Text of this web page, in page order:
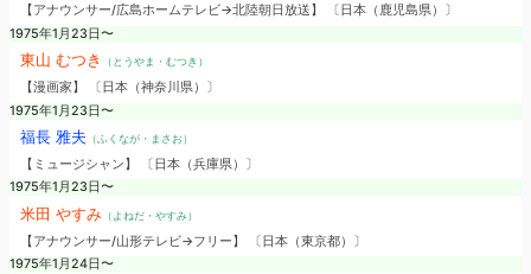
【アナウンサー/広島ホームテレビ→北陸朝日放送】 〔日本（鹿児島県）〕
1975年1月23日〜
東山 むつき （とうやま・むつき）
【漫画家】 〔日本（神奈川県）〕
1975年1月23日〜
福長 雅夫 （ふくなが・まさお）
【ミュージシャン】 〔日本（兵庫県）〕
1975年1月23日〜
米田 やすみ（よねだ・やすみ）
【アナウンサー/山形テレビ→フリー】 〔日本（東京都）〕
1975年1月24日〜